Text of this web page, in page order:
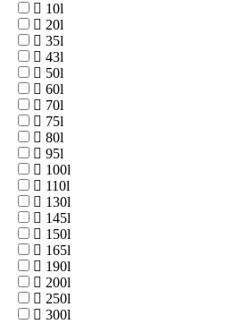
10l
20l
35l
43l
50l
60l
70l
75l
80l
95l
100l
110l
130l
145l
150l
165l
190l
200l
250l
300l